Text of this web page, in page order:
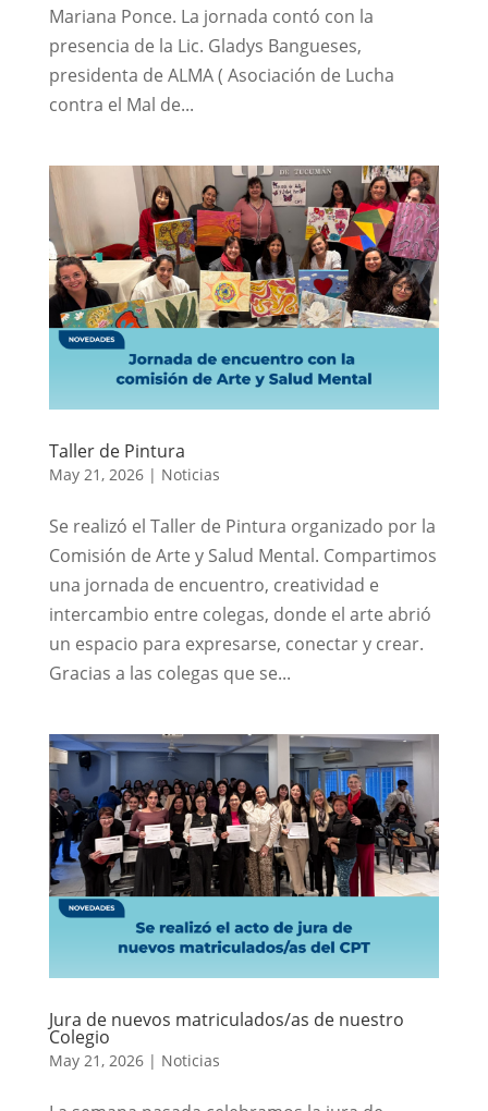
Mariana Ponce. La jornada contó con la
presencia de la Lic. Gladys Bangueses,
presidenta de ALMA ( Asociación de Lucha
contra el Mal de...
Taller de Pintura
May 21, 2026| Noticias
Se realizó el Taller de Pintura organizado por la
Comisión de Arte y Salud Mental. Compartimos
una jornada de encuentro, creatividad e
intercambio entre colegas, donde el arte abrió
un espacio para expresarse, conectar y crear.
Gracias a las colegas que se...
Jura de nuevos matriculados/as de nuestro
Colegio
May 21, 2026| Noticias